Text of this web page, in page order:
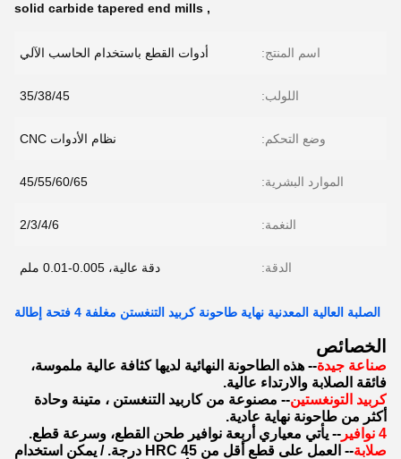
,
solid carbide tapered end mills
اسم المنتج: أدوات القطع باستخدام الحاسب الآلي
اللولب: 35/38/45
وضع التحكم: نظام الأدوات CNC
الموارد البشرية: 45/55/60/65
النغمة: 2/3/4/6
الدقة: دقة عالية، 0.005-0.01 ملم
الصلبة العالية المعدنية نهاية طاحونة كربيد التنغستن مغلفة 4 فتحة إطالة
الخصائص
صناعة جيدة-- هذه الطاحونة النهائية لديها كثافة عالية ملموسة،
فائقة الصلابة والارتداء عالية.
كربيد التونغستين-- مصنوعة من كاربيد التنغستن ، متينة وحادة
أكثر من طاحونة نهاية عادية.
4 نوافير
-- يأتي معياري أربعة نوافير طحن القطع، وسرعة قطع.
صلابة
-- العمل على قطع أقل من HRC 45 درجة. / يمكن استخدام